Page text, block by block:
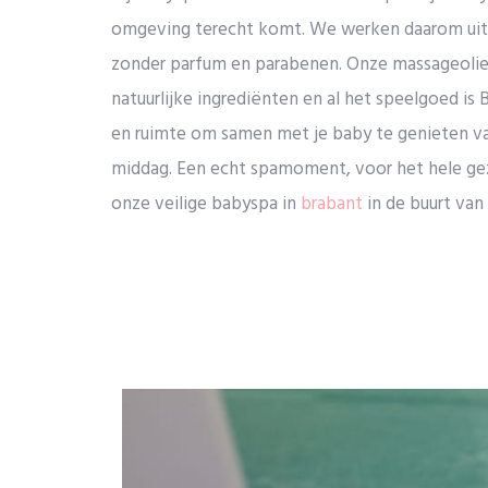
omgeving terecht komt. We werken daarom
zonder parfum en parabenen. Onze
natuurlijke ingrediënten en al het speelgoed is
en ruimte om samen met je baby te genieten
middag. Een echt spamoment, voor het hele
onze veilige babyspa in brabant in de buurt